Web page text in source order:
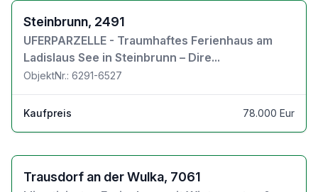
Zu den Objektdetails
Steinbrunn, 2491
UFERPARZELLE - Traumhaftes Ferienhaus am
Ladislaus See in Steinbrunn – Dire...
ObjektNr.: 6291-6527
Kaufpreis 78.000 Eur
Zu den Objektdetails
Trausdorf an der Wulka, 7061